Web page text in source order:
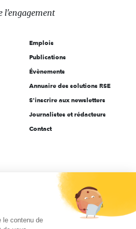
l'engagement
Emplois
Publications
Évènements
Annuaire des solutions RSE
S'inscrire aux newsletters
Journalistes et rédacteurs
Contact
le contenu de